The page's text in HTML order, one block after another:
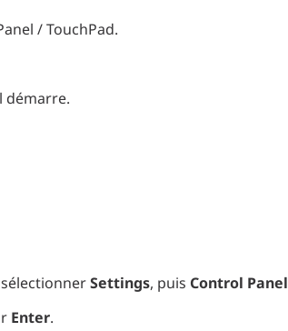
/ TouchPad.
démarre.
Settings, puis Control Panel
Enter.